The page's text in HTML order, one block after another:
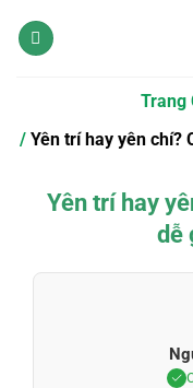
qua
Trang
Yên trí hay yên chí?
Yên trí hay
dễ